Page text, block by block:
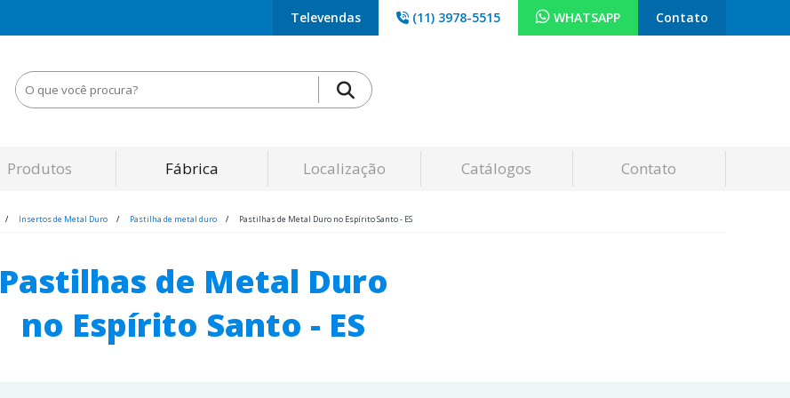
Contato
WHATSAPP
(11) 3978-5515
Televendas
Produtos Fábrica Localização Catálogos Contato
Insertos de Metal Duro Pastilha de metal duro Pastilhas de Metal Duro no Espírito Santo - ES
Pastilhas de Metal Duro
no Espírito Santo - ES